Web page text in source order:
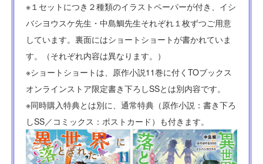
※１セットにつき２種類のイラストペーパーが付き、イシ
バシヨウスケ先生・中島鯛先生それぞれ１枚ずつご用意
しています。裏面にはショートショートが書かれていま
す。（それぞれ内容は異なります。）
※ショートショートは、原作小説11巻に付くTOブックス
オンラインストア限定書き下ろしSSとは別内容です。
※同時購入特典とは別に、通常特典（原作小説：書き下ろ
しSS／コミックス：ポストカード）も付きます。